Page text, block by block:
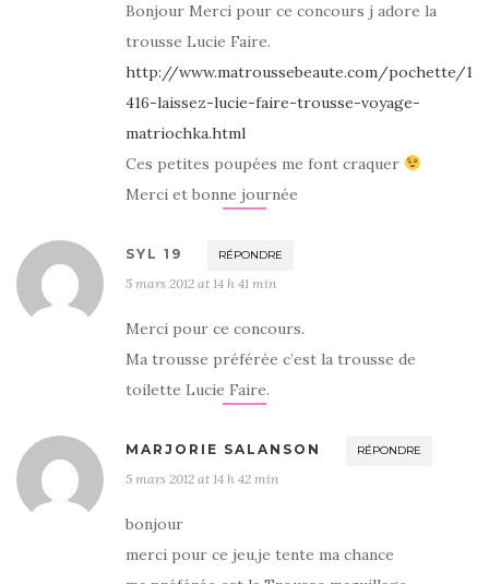
Bonjour Merci pour ce concours j adore la
trousse Lucie Faire.
http://www.matroussebeaute.com/pochette/1
416-laissez-lucie-faire-trousse-voyage-
matriochka.html
Ces petites poupées me font craquer
Merci et bonne journée
SYL 19 RÉPONDRE
5 mars 2012 at 14 h 41 min
Merci pour ce concours.
Ma trousse préférée c’est la trousse de
toilette Lucie Faire.
MARJORIE SALANSON RÉPONDRE
5 mars 2012 at 14 h 42 min
bonjour
merci pour ce jeu,je tente ma chance